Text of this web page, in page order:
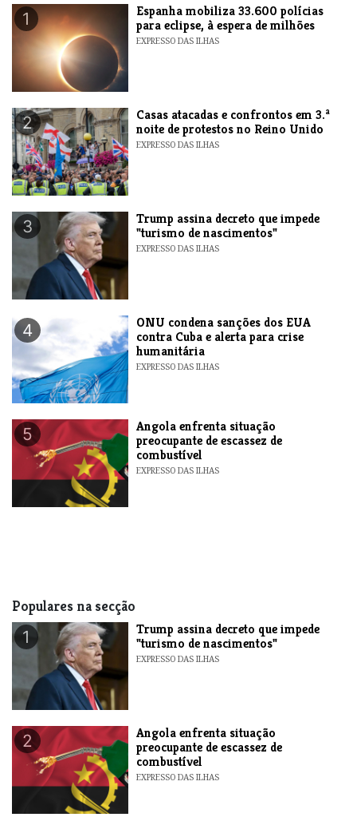
1
Espanha mobiliza 33.600 polícias
para eclipse, à espera de milhões
EXPRESSO DAS ILHAS
2
Casas atacadas e confrontos em 3.ª
noite de protestos no Reino Unido
EXPRESSO DAS ILHAS
3
Trump assina decreto que impede
"turismo de nascimentos"
EXPRESSO DAS ILHAS
4
ONU condena sanções dos EUA
contra Cuba e alerta para crise
humanitária
EXPRESSO DAS ILHAS
5
Angola enfrenta situação
preocupante de escassez de
combustível
EXPRESSO DAS ILHAS
Populares na secção
1
Trump assina decreto que impede
"turismo de nascimentos"
EXPRESSO DAS ILHAS
2
Angola enfrenta situação
preocupante de escassez de
combustível
EXPRESSO DAS ILHAS